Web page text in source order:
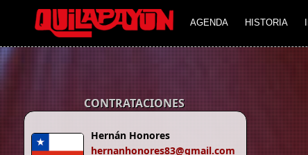
AGENDA HISTORIA
Imagen 01
Imagen 02
CONTRATACIONES
Hernán Honores
hernanhonores83@gmail.com